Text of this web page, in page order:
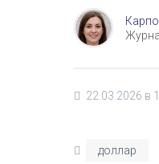
22.03.2026 в
доллар